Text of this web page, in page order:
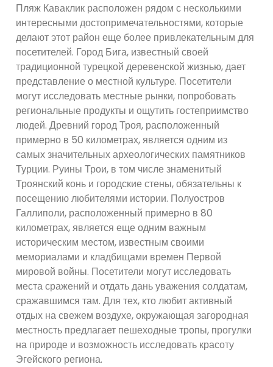
Пляж Каваклик расположен рядом с несколькими
интересными достопримечательностями, которые
делают этот район еще более привлекательным для
посетителей. Город Бига, известный своей
традиционной турецкой деревенской жизнью, дает
представление о местной культуре. Посетители
могут исследовать местные рынки, попробовать
региональные продукты и ощутить гостеприимство
людей. Древний город Троя, расположенный
примерно в 50 километрах, является одним из
самых значительных археологических памятников
Турции. Руины Трои, в том числе знаменитый
Троянский конь и городские стены, обязательны к
посещению любителями истории. Полуостров
Галлиполи, расположенный примерно в 80
километрах, является еще одним важным
историческим местом, известным своими
мемориалами и кладбищами времен Первой
мировой войны. Посетители могут исследовать
места сражений и отдать дань уважения солдатам,
сражавшимся там. Для тех, кто любит активный
отдых на свежем воздухе, окружающая загородная
местность предлагает пешеходные тропы, прогулки
на природе и возможность исследовать красоту
Эгейского региона.